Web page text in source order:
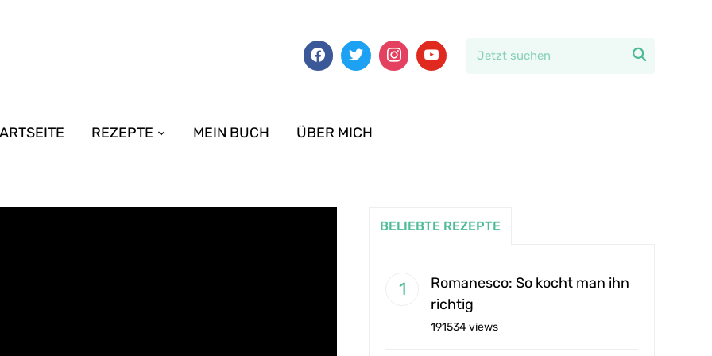

REZEPTE MEIN BUCH ÜBER MICH
BELIEBTE REZEPTE
Romanesco: So kocht man ihn
richtig
191534 views